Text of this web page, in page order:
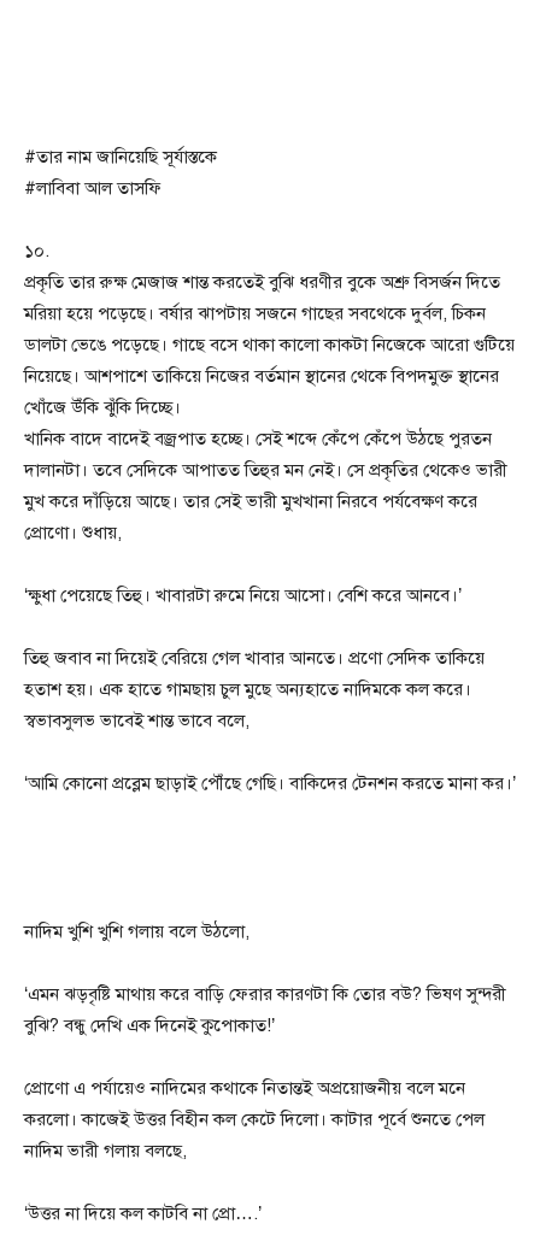
#তার নাম জানিয়েছি সূর্যাস্তকে
#লাবিবা আল তাসফি
১০.
প্রকৃতি তার রুক্ষ মেজাজ শান্ত করতেই বুঝি ধরণীর বুকে অশ্রু বিসর্জন দিতে
মরিয়া হয়ে পড়েছে। বর্ষার ঝাপটায় সজনে গাছের সবথেকে দুর্বল, চিকন
ডালটা ভেঙে পড়েছে। গাছে বসে থাকা কালো কাকটা নিজেকে আরো গুটিয়ে
নিয়েছে। আশপাশে তাকিয়ে নিজের বর্তমান স্থানের থেকে বিপদমুক্ত স্থানের
খোঁজে উঁকি ঝুঁকি দিচ্ছে।
খানিক বাদে বাদেই বজ্রপাত হচ্ছে। সেই শব্দে কেঁপে কেঁপে উঠছে পুরতন
দালানটা। তবে সেদিকে আপাতত তিহুর মন নেই। সে প্রকৃতির থেকেও ভারী
মুখ করে দাঁড়িয়ে আছে। তার সেই ভারী মুখখানা নিরবে পর্যবেক্ষণ করে
প্রোণো। শুধায়,
‘ক্ষুধা পেয়েছে তিহু। খাবারটা রুমে নিয়ে আসো। বেশি করে আনবে।’
তিহু জবাব না দিয়েই বেরিয়ে গেল খাবার আনতে। প্রণো সেদিক তাকিয়ে
হতাশ হয়। এক হাতে গামছায় চুল মুছে অন্যহাতে নাদিমকে কল করে।
স্বভাবসুলভ ভাবেই শান্ত ভাবে বলে,
‘আমি কোনো প্রব্লেম ছাড়াই পৌঁছে গেছি। বাকিদের টেনশন করতে মানা কর।’
নাদিম খুশি খুশি গলায় বলে উঠলো,
‘এমন ঝড়বৃষ্টি মাথায় করে বাড়ি ফেরার কারণটা কি তোর বউ? ভিষণ সুন্দরী
বুঝি? বন্ধু দেখি এক দিনেই কুপোকাত!’
প্রোণো এ পর্যায়েও নাদিমের কথাকে নিতান্তই অপ্রয়োজনীয় বলে মনে
করলো। কাজেই উত্তর বিহীন কল কেটে দিলো। কাটার পূর্বে শুনতে পেল
নাদিম ভারী গলায় বলছে,
‘উত্তর না দিয়ে কল কাটবি না প্রো….’